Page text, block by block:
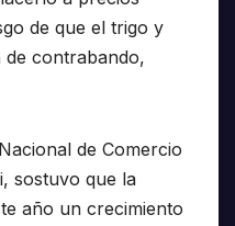
de que el trigo y
de contrabando,
de Comercio
sostuvo que la
año un crecimiento